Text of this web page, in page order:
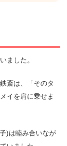
ました。
斎は、「そのタ
イを肩に乗せま
)は睦み合いなが